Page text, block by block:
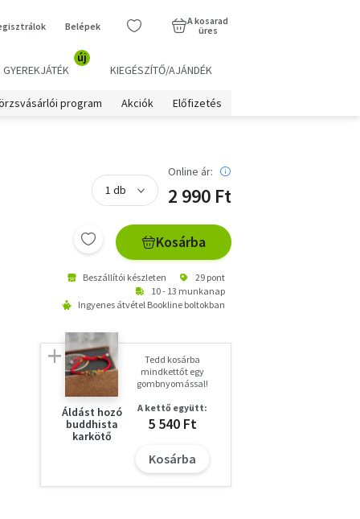
Belépek
A kosarad
üres
GYEREKJÁTÉK
új
KIEGÉSZÍTŐ/AJÁNDÉK
program Akciók Előfizetés
Online ár:
2 990 Ft
Kosárba
Beszállítói készleten
29 pont
10 - 13 munkanap
Ingyenes átvétel Bookline boltokban
Áldást hozó
buddhista
karkötő
Tedd kosárba
mindkettőt egy
gombnyomással!
A kettő együtt:
5 540 Ft
Kosárba